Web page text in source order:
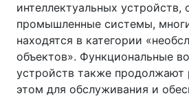
интеллектуальных
промышленные системы,
находятся в категории
объектов». Функциональные
устройств также продолжают
этом для обслуживания и